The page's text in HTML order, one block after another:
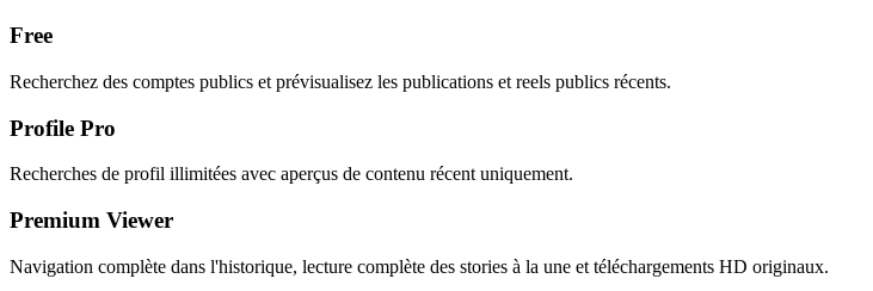
Free
Recherchez des comptes publics et prévisualisez les publications et reels publics récents.
Profile Pro
Recherches de profil illimitées avec aperçus de contenu récent uniquement.
Premium Viewer
Navigation complète dans l'historique, lecture complète des stories à la une et téléchargements HD originaux.